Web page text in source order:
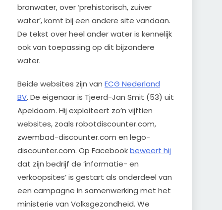
bronwater, over ‘prehistorisch, zuiver
water’, komt bij een andere site vandaan.
De tekst over heel ander water is kennelijk
ook van toepassing op dit bijzondere
water.
Beide websites zijn van ECG Nederland
BV. De eigenaar is Tjeerd-Jan Smit (53) uit
Apeldoorn. Hij exploiteert zo’n vijftien
websites, zoals robotdiscounter.com,
zwembad-discounter.com en lego-
discounter.com. Op Facebookbeweert hij
dat zijn bedrijf de ‘informatie- en
verkoopsites’ is gestart als onderdeel van
een campagne in samenwerking met het
ministerie van Volksgezondheid. We